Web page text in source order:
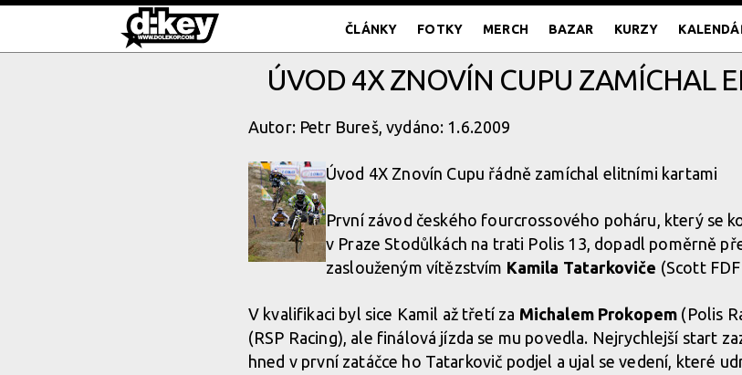
ČLÁNKY FOTKY MERCH BAZAR KURZY
ÚVOD 4X ZNOVÍN CUPU ZAMÍCHAL
Autor: Petr Bureš, vydáno: 1.6.2009
Úvod 4X Znovín Cupu řádně zamíchal elitními kartami
První závod českého fourcrossového poháru, který se
v Praze Stodůlkách na trati Polis 13, dopadl poměrně
zaslouženým vítězstvím Kamila Tatarkoviče (Scott
V kvalifikaci byl sice Kamil až třetí za Michalem Prokopem (Polis
(RSP Racing), ale finálová jízda se mu povedla. Nejrychlejší start
hned v první zatáčce ho Tatarkovič podjel a ujal se vedení, které